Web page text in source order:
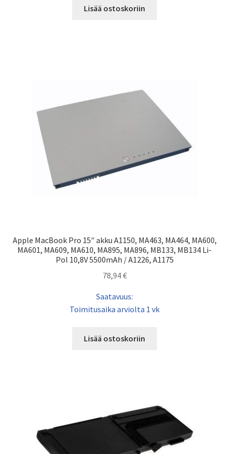
Lisää ostoskoriin
Apple MacBook Pro 15″ akku A1150, MA463, MA464, MA600,
MA601, MA609, MA610, MA895, MA896, MB133, MB134 Li-
Pol 10,8V 5500mAh / A1226, A1175
78,94€
Saatavuus:
Toimitusaika arviolta 1 vk
Lisää ostoskoriin